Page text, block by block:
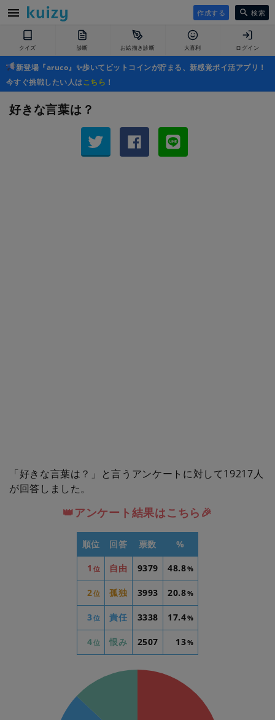
作成する 検索
クイズ 診断 お絵描き診断 大喜利 ログイン
新登場『aruco』✨歩いてビットコインが貯まる、新感覚ポイ活アプリ！
今すぐ挑戦したい人はこちら ！
好きな言葉は？
「好きな言葉は？」と言うアンケートに対して19217人
が回答しました。
👑アンケート結果はこちら🎉
順位 回答 票数 %
1 位 自由 9379 48.8%
2位 孤独 3993 20.8%
3位 責任 3338 17.4%
4位 恨み 2507 13%